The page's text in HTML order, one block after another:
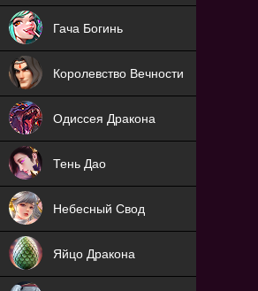
Гача Богинь
NEW
Королевство Вечности
NEW
Одиссея Дракона
NEW
Тень Дао
NEW
Небесный Свод
NEW
Яйцо Дракона
NEW
NEW